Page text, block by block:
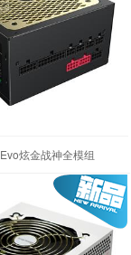
炫金战神全模组